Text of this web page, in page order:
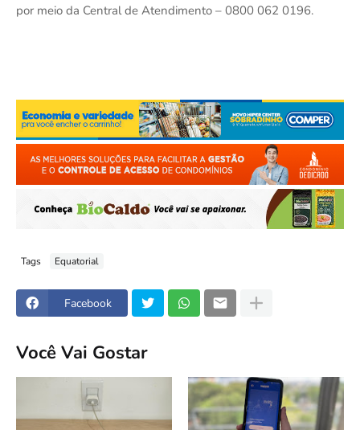
por meio da Central de Atendimento – 0800 062 0196.
Tags Equatorial
Facebook
Você Vai Gostar